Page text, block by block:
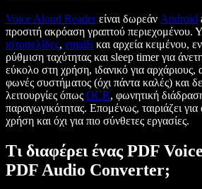
Voice Aloud Readerείναι δωρεάν Android
προσιτή ακρόαση γραπτού περιεχομένου.
ιστοσελίδες, emails και αρχεία κειμένου,
ρύθμιση ταχύτητας και sleep timer για
εύκολο στη χρήση, ιδανικό για αρχάριους,
φωνές συστήματος (όχι πάντα καλές) και
λειτουργίες όπως OCR, φωνητική
παραγωγικότητας. Επομένως, ταιριάζει
χρήση και όχι για πιο σύνθετες εργασίες.
Τι διαφέρει ένας PDF
PDF Audio Converter;